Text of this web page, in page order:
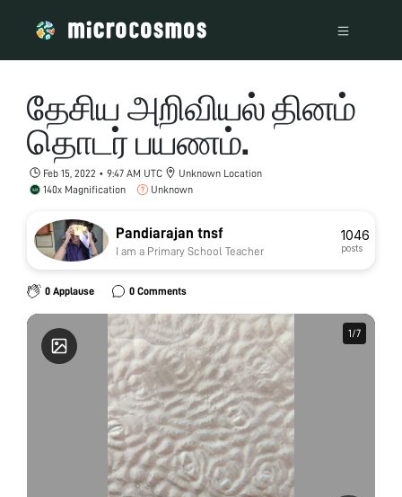
தேசிய அறிவியல் தினம்
தொடர் பயணம்.
Feb 15, 2022 • 9:47 AM UTC
Unknown Location
140x Magnification
Unknown
Pandiarajan tnsf
I am a Primary School Teacher
1046
posts
0 Applause 0 Comments
1/7
1/7